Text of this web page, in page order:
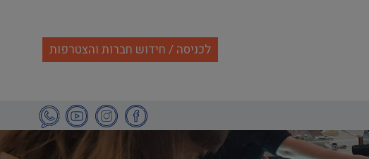
לכניסה / חידוש חברות והצטרפות